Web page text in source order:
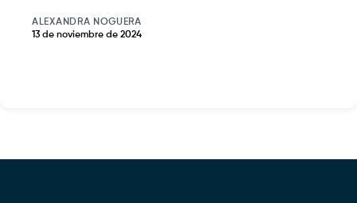
ALEXANDRA NOGUERA
13 de noviembre de 2024